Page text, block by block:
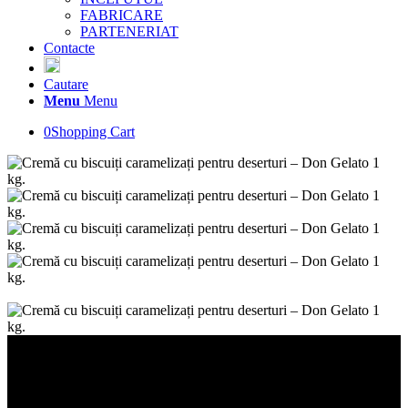
FABRICARE
PARTENERIAT
Contacte
Cautare
Menu Menu
0Shopping Cart